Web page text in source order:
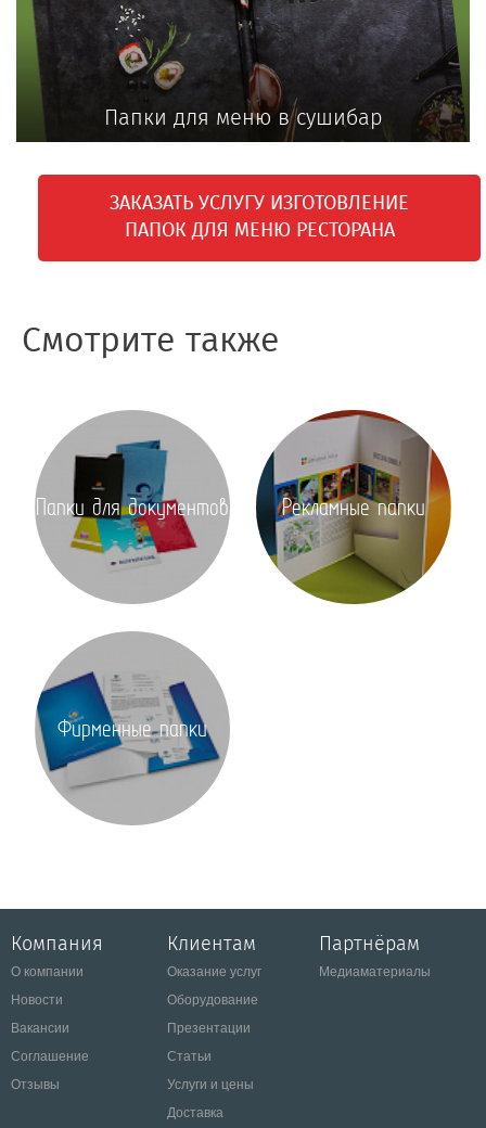
Папки для меню в сушибар
ЗАКАЗАТЬ УСЛУГУ ИЗГОТОВЛЕНИЕ
ПАПОК ДЛЯ МЕНЮ РЕСТОРАНА
Смотрите также
Папки для документов Рекламные папки
Фирменные папки
Компания
О компании
Новости
Вакансии
Соглашение
Отзывы
Клиентам
Оказание услуг
Оборудование
Презентации
Статьи
Услуги и цены
Доставка
Партнёрам
Медиаматериалы